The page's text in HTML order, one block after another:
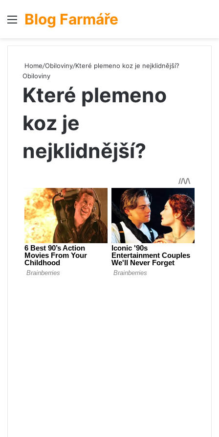
Menu
Blog Farmáře
Home/Obiloviny/Které plemeno koz je nejklidnější?
Obiloviny
Které plemeno
koz je
nejklidnější?